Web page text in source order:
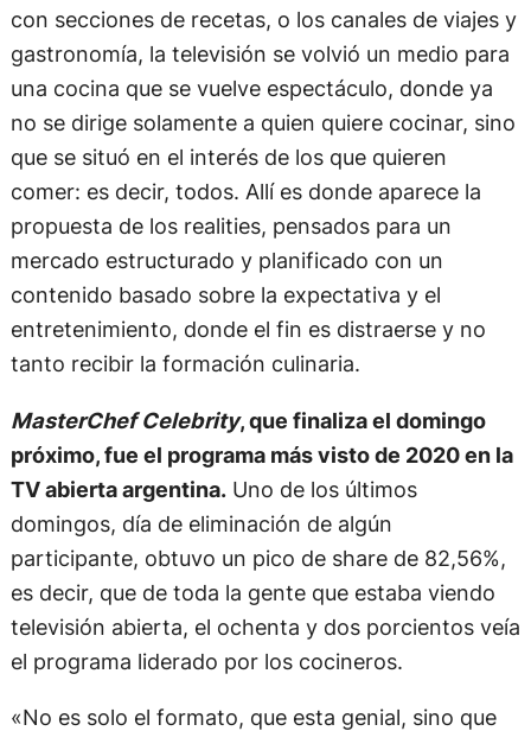
con secciones de recetas, o los canales de viajes y
gastronomía, la televisión se volvió un medio para
una cocina que se vuelve espectáculo, donde ya
no se dirige solamente a quien quiere cocinar, sino
que se situó en el interés de los que quieren
comer: es decir, todos. Allí es donde aparece la
propuesta de los realities, pensados para un
mercado estructurado y planificado con un
contenido basado sobre la expectativa y el
entretenimiento, donde el fin es distraerse y no
tanto recibir la formación culinaria.
MasterChef Celebrity, que finaliza el domingo
próximo, fue el programa más visto de 2020 en la
TV abierta argentina.Uno de los últimos
domingos, día de eliminación de algún
participante, obtuvo un pico de share de 82,56%,
es decir, que de toda la gente que estaba viendo
televisión abierta, el ochenta y dos porcientos veía
el programa liderado por los cocineros.
«No es solo el formato, que esta genial, sino que